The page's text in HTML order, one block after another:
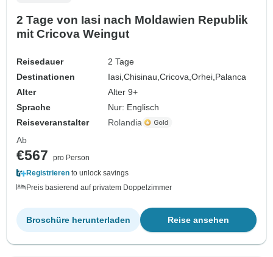
2 Tage von Iasi nach Moldawien Republik
mit Cricova Weingut
Reisedauer
2 Tage
Destinationen
Iasi,Chisinau,Cricova,Orhei, Palanca
Alter
Alter 9+
Sprache
Nur: Englisch
Reiseveranstalter
Rolandia
Ab
€567
pro Person
Registrieren to unlock savings
Preis basierend auf privatem Doppelzimmer
Reise ansehen
Broschüre herunterladen